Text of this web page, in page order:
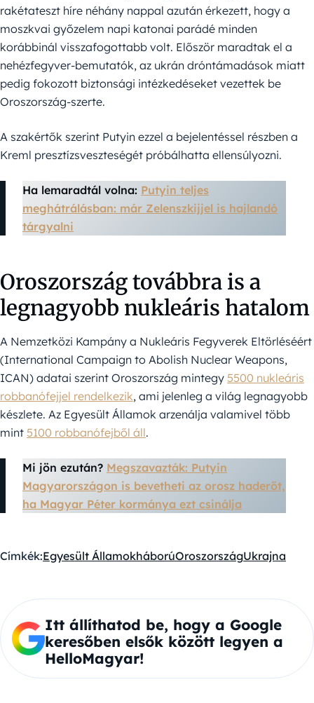
rakétateszt híre néhány nappal azután érkezett, hogy a
moszkvai győzelem napi katonai parádé minden
korábbinál visszafogottabb volt. Először maradtak el a
nehézfegyver-bemutatók, az ukrán dróntámadások miatt
pedig fokozott biztonsági intézkedéseket vezettek be
Oroszország-szerte.
A szakértők szerint Putyin ezzel a bejelentéssel részben a
Kreml presztízsveszteségét próbálhatta ellensúlyozni.
Ha lemaradtál volna: Putyin teljes
meghátrálásban: már Zelenszkijjel is hajlandó
tárgyalni
Oroszország továbbra is a
legnagyobb nukleáris hatalom
A Nemzetközi Kampány a Nukleáris Fegyverek Eltörléséért
(International Campaign to Abolish Nuclear Weapons,
ICAN) adatai szerint Oroszország mintegy 5500 nukleáris
robbanófejjel rendelkezik, ami jelenleg a világ legnagyobb
készlete. Az Egyesült Államok arzenálja valamivel több
mint 5100 robbanófejből áll.
Mi jön ezután? Megszavazták: Putyin
Magyarországon is bevetheti az orosz haderőt,
ha Magyar Péter kormánya ezt csinálja
Címkék:Egyesült ÁllamokháborúOroszországUkrajna
Itt állíthatod be, hogy a Google
keresőben elsők között legyen a
HelloMagyar!